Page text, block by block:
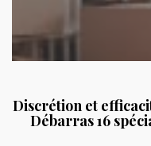
Discrétion et
Débarras 16